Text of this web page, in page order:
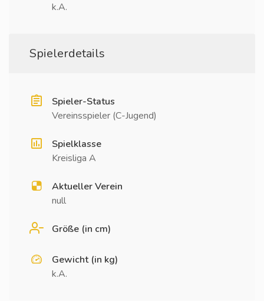
k.A.
Spielerdetails
Spieler-Status
Vereinsspieler (C-Jugend)
Spielklasse
Kreisliga A
Aktueller Verein
null
Größe (in cm)
Gewicht (in kg)
k.A.